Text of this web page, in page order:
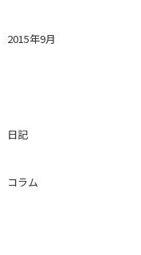
2015年9月
日記
コラム